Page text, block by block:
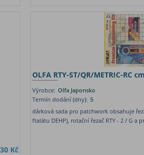
Kč
OLFA RTY-ST/QR/METRIC-RC
Výrobce: Olfa Japonsko
Termín dodání (dny): 5
dárková sada pro patchwork obsahuje
ftalátu DEHP), rotační řezač RTY - 2 / G a